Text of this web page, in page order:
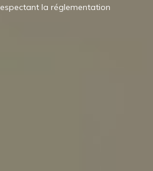
la réglementation